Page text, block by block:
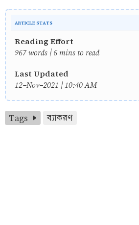
ARTICLE STATS
Reading Effort
967 words | 6 mins to read
Last Updated
12-Nov-2021 | 10:40 AM
Tags ব্যাকরণ